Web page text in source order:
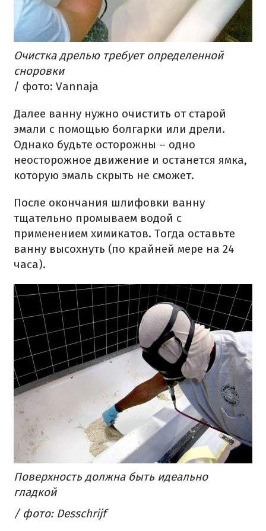
Очистка дрелью требует определенной
сноровки
/ фото: Vannaja
Далее ванну нужно очистить от старой
эмали с помощью болгарки или дрели.
Однако будьте осторожны – одно
неосторожное движение и останется ямка,
которую эмаль скрыть не сможет.
После окончания шлифовки ванну
тщательно промываем водой с
применением химикатов. Тогда оставьте
ванну высохнуть (по крайней мере на 24
часа).
Поверхность должна быть идеально
гладкой
/ фото: Desschrijf